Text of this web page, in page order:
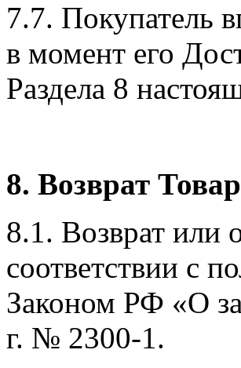
7.7. Покупатель
в момент его
Раздела 8
8. Возврат
8.1. Возврат или
соответствии с
Законом РФ «О
г. № 2300-1.